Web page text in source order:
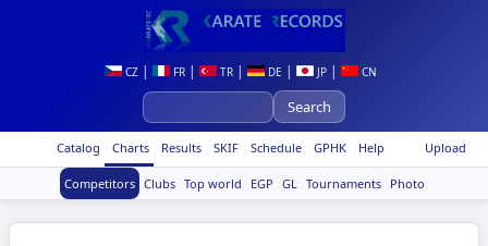
CZ | FR | TR | DE | JP | CN
Upload
Catalog Charts Results SKIF Schedule GPHK Help
Competitors Clubs Top world EGP GL Tournaments Photo